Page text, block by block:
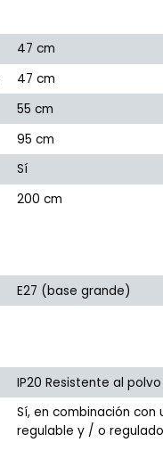
47 cm
47 cm
55 cm
95 cm
Sí
200 cm
E27 (base grande)
IP20 Resistente al polvo
Sí, en combinación con
regulable y / o